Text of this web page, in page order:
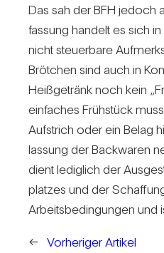
Das sah der BFH jedoch
fas­sung han­delt es sich
nicht steu­er­bare
Bröt­chen sind auch in
Heiß­ge­tränk noch kein
ein­fa­ches Früh­stück
Auf­strich oder ein Belag
las­sung der Back­waren
dient ledig­lich der
platzes und der
Arbeits­be­din­gungen und
← Vorheriger Artikel